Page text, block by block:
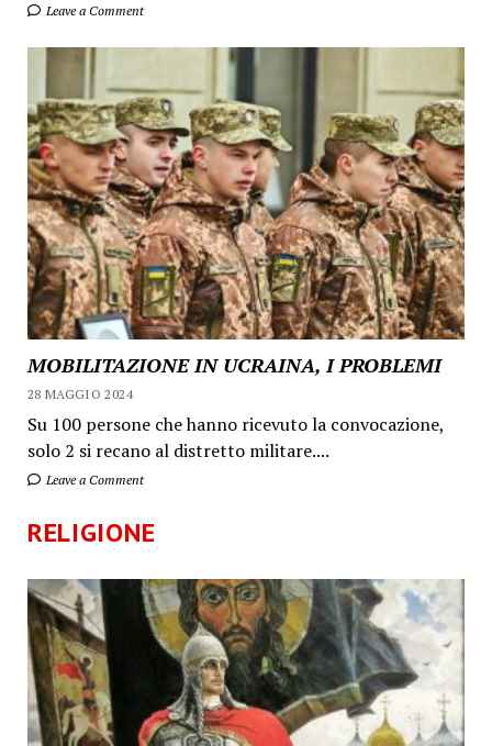
Leave a Comment
MOBILITAZIONE IN UCRAINA, I PROBLEMI
28 MAGGIO 2024
Su 100 persone che hanno ricevuto la convocazione,
solo 2 si recano al distretto militare....
Leave a Comment
RELIGIONE